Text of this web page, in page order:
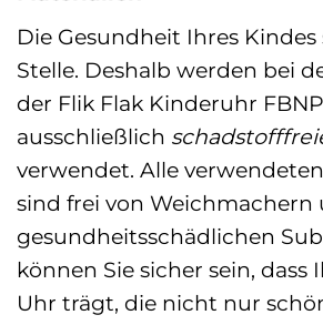
Die Gesundheit Ihres
Stelle. Deshalb werden bei
der Flik Flak Kinderuhr
ausschließlich
verwendet. Alle
sind frei von Weichmachern
gesundheitsschädlichen
können Sie sicher sein, dass
Uhr trägt, die nicht nur